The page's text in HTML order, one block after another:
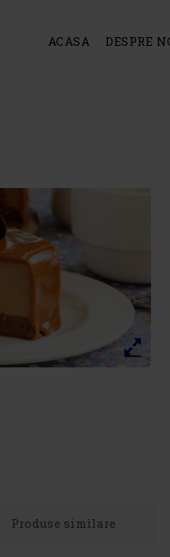
ACASA DESPRE
Produse similare